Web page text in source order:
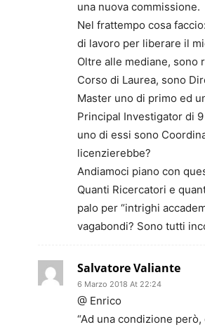
una nuova commissione.
Nel frattempo cosa
di lavoro per liberare il
Oltre alle mediane, sono
Corso di Laurea, sono
Master uno di primo ed
Principal Investigator di
uno di essi sono
licenzierebbe?
Andiamoci piano con
Quanti Ricercatori e
palo per “intrighi
vagabondi? Sono tutti
Salvatore Valiante
6 Marzo 2018 At 22:24
@ Enrico
“Ad una condizione